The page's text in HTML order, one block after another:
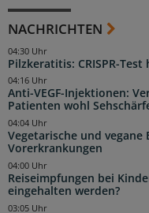
NACHRICHTEN
Pilzkeratitis: CRISPR-
04:30 Uhr
Anti-VEGF-Injektionen:
Patienten wohl
04:16 Uhr
Vegetarische und
Vorerkrankungen
04:04 Uhr
Reiseimpfungen bei
eingehalten werden?
04:00 Uhr
03:05 Uhr